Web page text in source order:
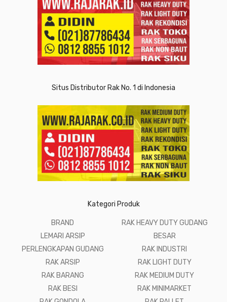
Situs Distributor Rak No. 1 di Indonesia
Kategori Produk
BRAND
LEMARI ARSIP
PERLENGKAPAN GUDANG
RAK ARSIP
RAK BARANG
RAK BESI
RAK HEAVY DUTY GUDANG
BESAR
RAK INDUSTRI
RAK LIGHT DUTY
RAK MEDIUM DUTY
RAK MINIMARKET